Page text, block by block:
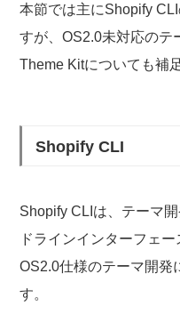
本節では主にShopify
すが、OS2.0未対応のテ
Theme Kitについても補
Shopify CLI
Shopify CLIは、テーマ
ドラインインターフェー
OS2.0仕様のテーマ開発
す。